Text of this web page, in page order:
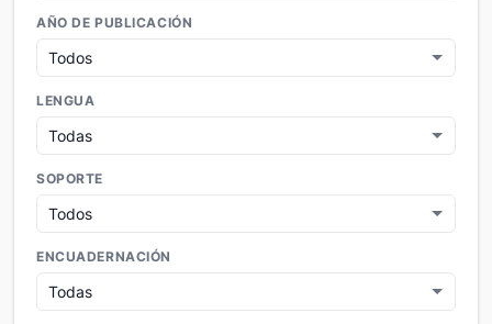
AÑO DE PUBLICACIÓN
LENGUA
SOPORTE
ENCUADERNACIÓN